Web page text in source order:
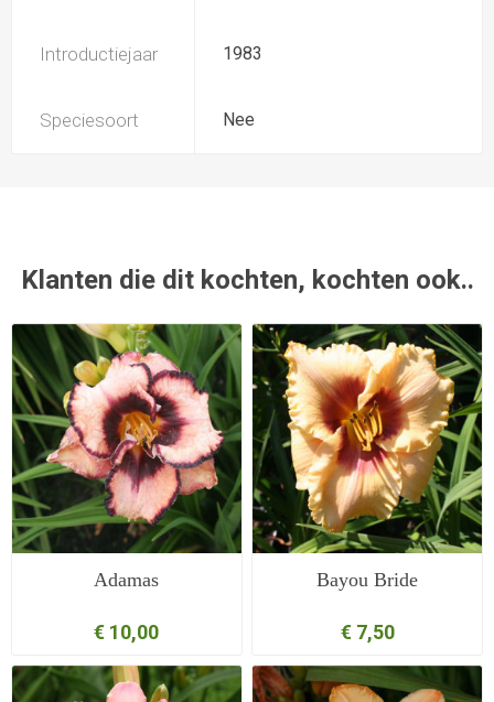
Introductiejaar 1983
Speciesoort Nee
Klanten die dit kochten, kochten ook..
Adamas
€ 10,00
Bayou Bride
€ 7,50